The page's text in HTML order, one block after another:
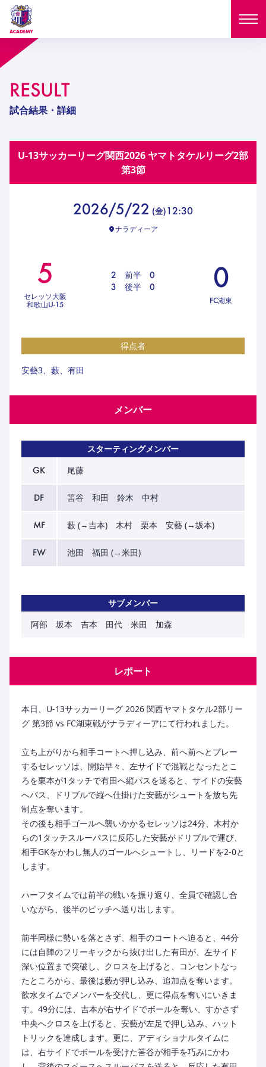
ニュース
U-18 U-15
ガールズU-18
試合日程
MATCH
試合日程
和歌山U-15
ガールズU-15
PLAYERS
U-15
ガールズU-18
アカデミー
ハナサカクラブ
セレッソ大阪
RESULT
試合結果・詳細
U-13サッカーリーグ関⻄2026 ヤマトタケルリーグ2部
第3節
2026/5/22 (金)12:30
ナラディーア
5
セレッソ大阪
和歌山U-15
2 前半
0
3
後半 0 0
FC湖東
得点者
安藝3、藪、有田
メンバー
スターティングメンバー
GK
尾藤
DF 筈谷 和田 鈴木 中村
MF 藪 (→吉本) 木村 栗本 安藝 (→坂本)
FW 池田 福田 (→米田)
サブメンバー
阿部 坂本 吉本 田代 米田 加森
レポート
本日、U-13サッカーリーグ 2026 関西ヤマトタケル2部リー
グ 第3節 vs FC湖東戦がナラディーアにて行われました。
立ち上がりから相手コートへ押し込み、前へ前へとプレー
するセレッソは、開始早々、左サイドで混戦となったとこ
ろを栗本が1タッチで有田へ縦パスを送ると、サイドの安藝
へパス、ドリブルで縦へ仕掛けた安藝がシュートを放ち先
制点を奪います。
その後も相手ゴールへ襲いかかるセレッソは24分、木村か
らの1タッチスルーパスに反応した安藝がドリブルで運び、
相手GKをかわし無人のゴールへシュートし、リードを2-0と
します。
ハーフタイムでは前半の戦いを振り返り、全員で確認し合
いながら、後半のピッチへ送り出します。
前半同様に勢いを落とさず、相手のコートへ迫ると、44分
には自陣のフリーキックから抜け出した有田が、左サイド
深い位置まで突破し、クロスを上げると、コンセントなっ
たところから、最後は藪が押し込み、追加点を奪います。
飲水タイムでメンバーを交代し、更に得点を奪いにいきま
す。49分には、吉本が右サイドでボールを奪い、すかさず
中央へクロスを上げると、安藝が左足で押し込み、ハット
トリックを達成します。更に、アディショナルタイムに
は、右サイドでボールを受けた筈谷が相手を巧みにかわ